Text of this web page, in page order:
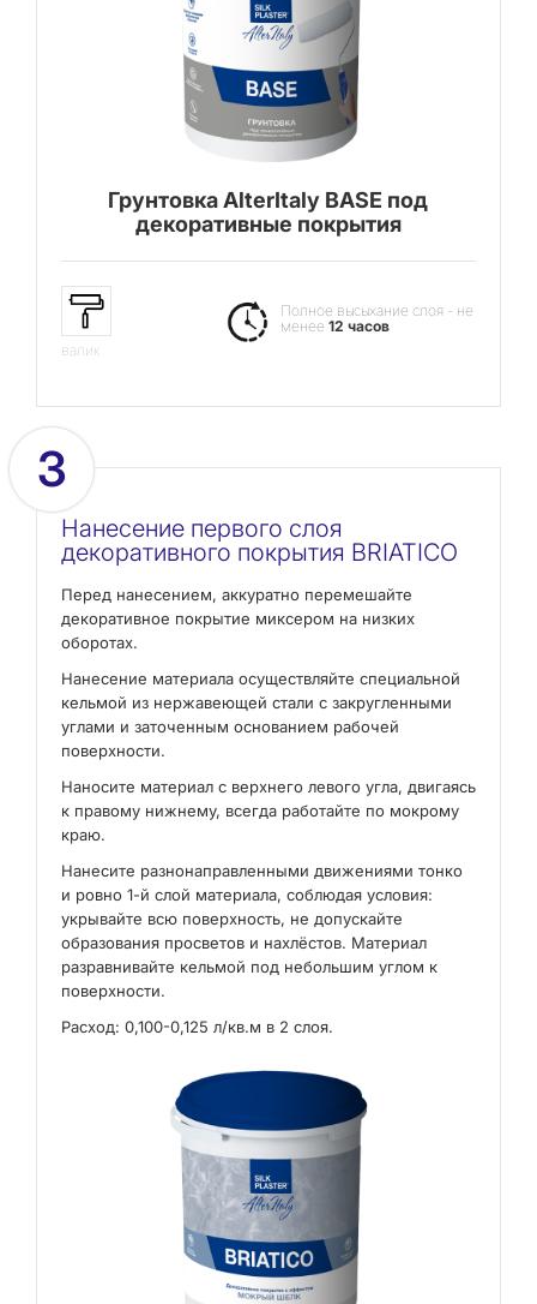
Грунтовка AlterItaly BASE под
декоративные покрытия
валик
Полное высыхание слоя - не
менее12 часов
3
Нанесение первого слоя
декоративного покрытия BRIATICO
Перед нанесением, аккуратно перемешайте
декоративное покрытие миксером на низких
оборотах.
Нанесение материала осуществляйте специальной
кельмой из нержавеющей стали с закругленными
углами и заточенным основанием рабочей
поверхности.
Наносите материал с верхнего левого угла, двигаясь
к правому нижнему, всегда работайте по мокрому
краю.
Нанесите разнонаправленными движениями тонко
и ровно 1-й слой материала, соблюдая условия:
укрывайте всю поверхность, не допускайте
образования просветов и нахлёстов. Материал
разравнивайте кельмой под небольшим углом к
поверхности.
Расход: 0,100-0,125 л/кв.м в 2 слоя.